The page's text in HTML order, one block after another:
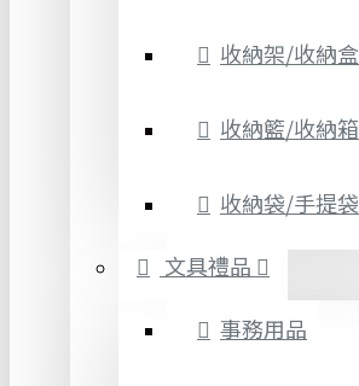
收納架/收納盒
收納籃/收納箱
收納袋/手提袋
文具禮品
事務用品